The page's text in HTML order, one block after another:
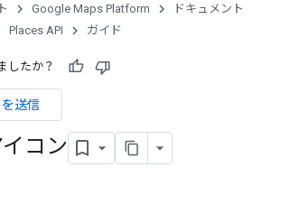
Google Maps Platform
ドキュメント
Places API ガイド
したか？
送信
コン